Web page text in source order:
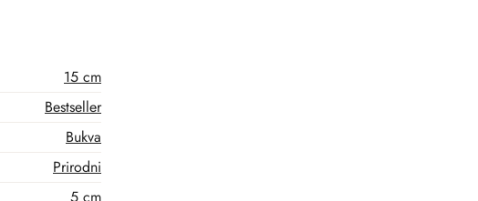
15 cm
Bestseller
Bukva
Prirodni